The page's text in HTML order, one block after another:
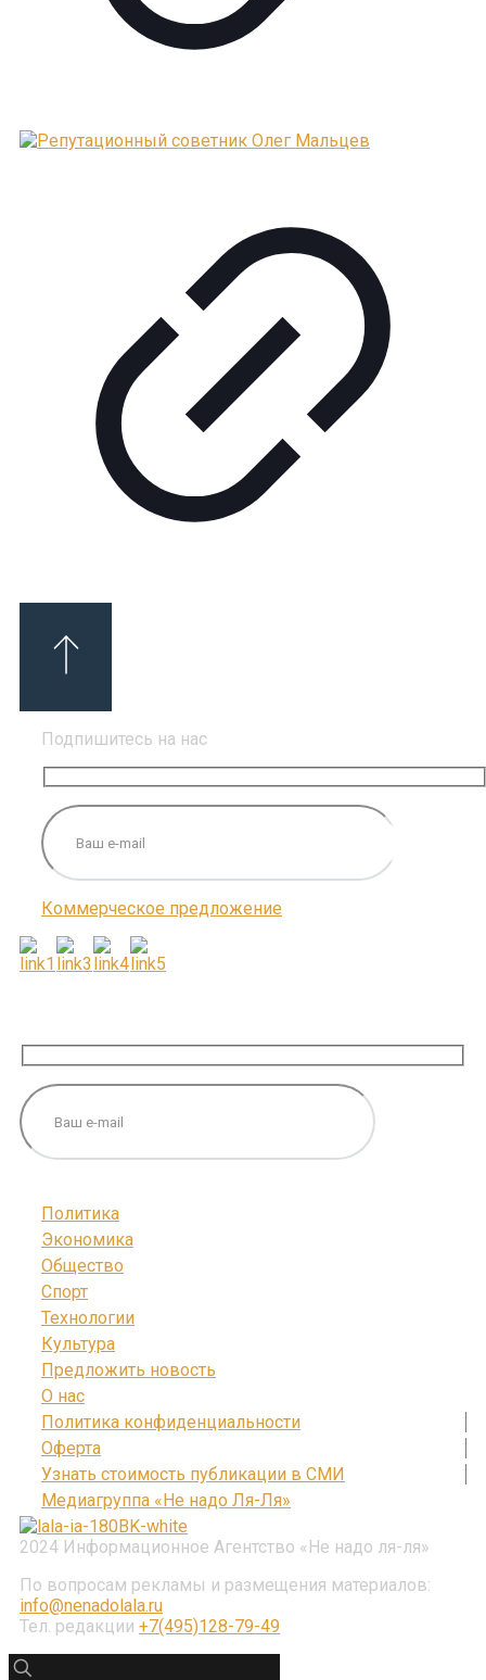
Подпишитесь на нас
Коммерческое предложение
Политика
Экономика
Общество
Спорт
Технологии
Культура
Предложить новость
О нас
2024 Информационное Агентство «Не надо ля-ля»
По вопросам рекламы и размещения материалов:
info@nenadolala.ru
Тел. редакции +7(495)128-79-49
Политика конфиденциальности
Оферта
Узнать стоимость публикации в СМИ
Медиагруппа «Не надо Ля-Ля»